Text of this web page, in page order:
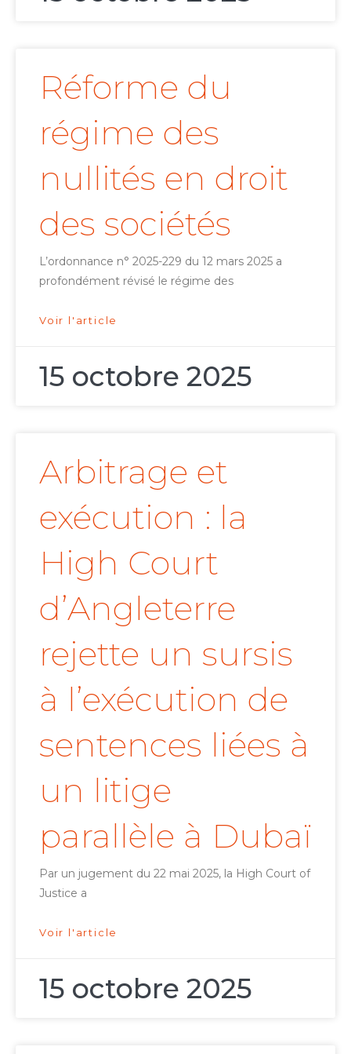
Réforme du
régime des
nullités en droit
des sociétés
L’ordonnance n° 2025-229 du 12 mars 2025 a
profondément révisé le régime des
Voir l'article
15 octobre 2025
Arbitrage et
exécution : la
High Court
d’Angleterre
rejette un sursis
à l’exécution de
sentences liées à
un litige
parallèle à Dubaï
Par un jugement du 22 mai 2025, la High Court of
Justice a
Voir l'article
15 octobre 2025